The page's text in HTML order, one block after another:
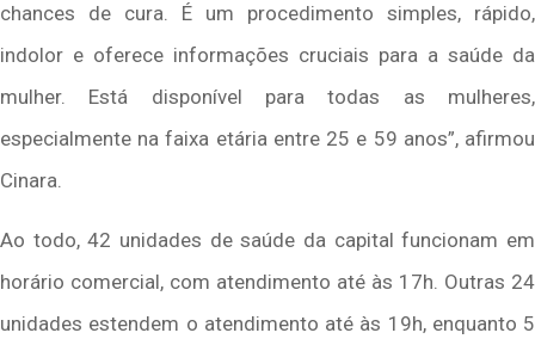
chances de cura. É um procedimento simples, rápido,
indolor e oferece informações cruciais para a saúde da
mulher. Está disponível para todas as mulheres,
especialmente na faixa etária entre 25 e 59 anos”, afirmou
Cinara.
Ao todo, 42 unidades de saúde da capital funcionam em
horário comercial, com atendimento até às 17h. Outras 24
unidades estendem o atendimento até às 19h, enquanto 5